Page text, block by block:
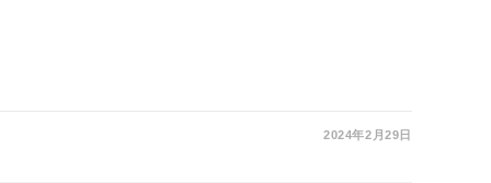
2024年2月29日